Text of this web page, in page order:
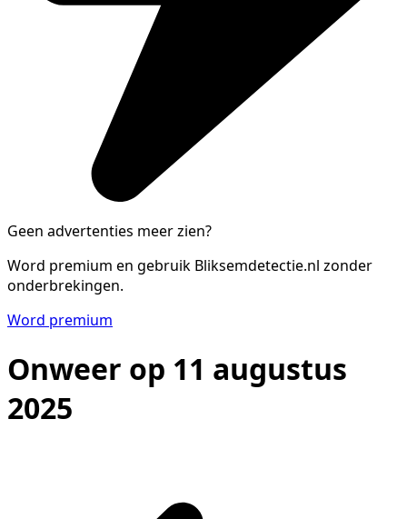
Geen advertenties meer zien?
Word premium en gebruik Bliksemdetectie.nl zonder
onderbrekingen.
Word premium
Onweer op 11 augustus
2025